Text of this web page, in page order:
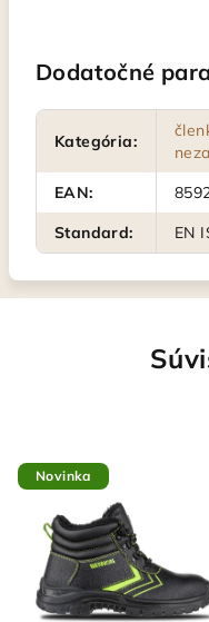
Dodatočné
Kategória:
EAN:
Standard: EN
Novinka